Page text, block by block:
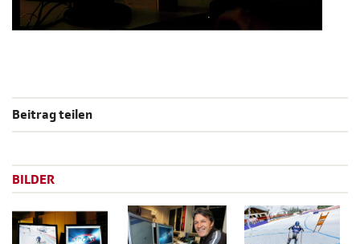
Beitrag teilen
BILDER